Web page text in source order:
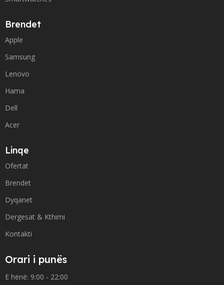
Brendet
Apple
Samsung
Lenovo
Hama
Dell
Acer
Linqe
Ofertat
Brendet
Dyqanet
Dergesat & Kthimi
Kontakti
Orari i punës
E hënë: 9:00 - 22:00